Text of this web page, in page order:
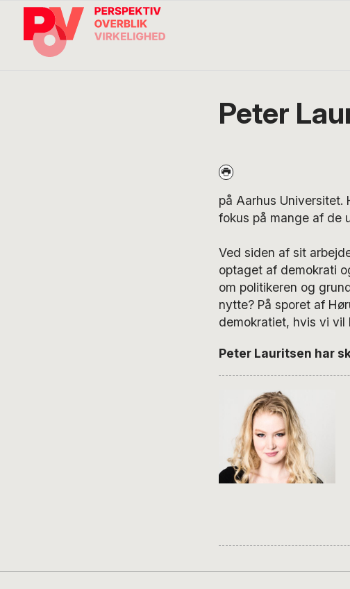
direkte
indhold
direkte
International
Peter
på Aarhus Universitet.
fokus på mange af de
Ved siden af sit
optaget af demokrati
om politikeren og
nytte? På sporet af
demokratiet, hvis vi
Peter Lauritsen har